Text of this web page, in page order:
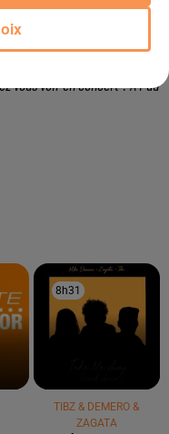
vous voir en concert ? A Pau
8h31
8h31
TIBZ & DEMERO &
ZAGATA